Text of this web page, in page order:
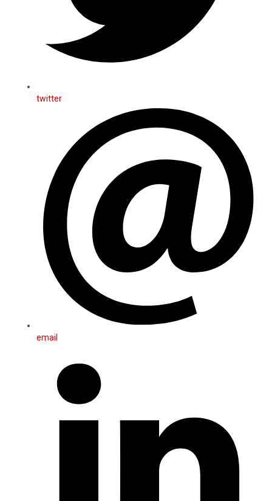
twitter
email